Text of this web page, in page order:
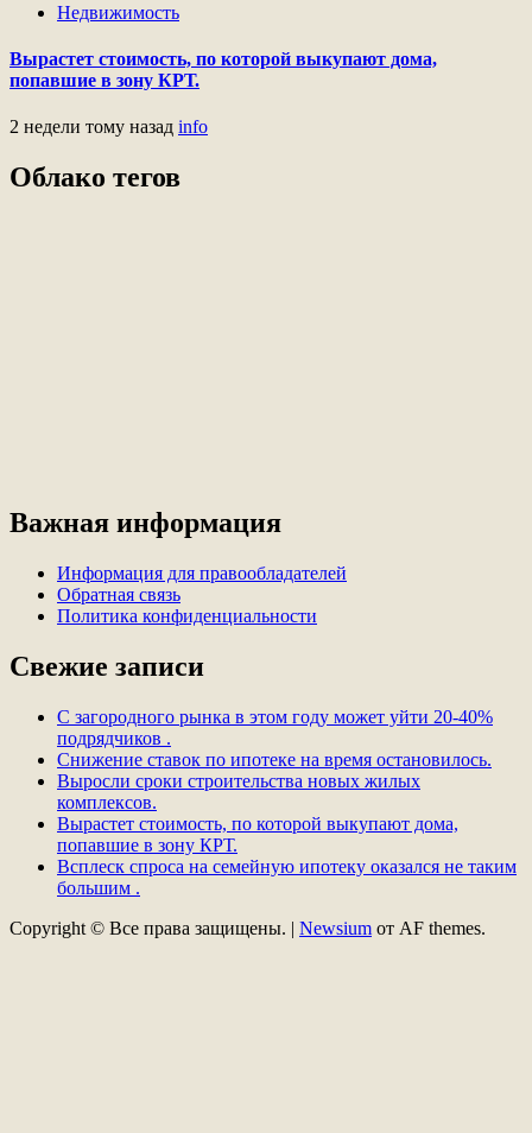
Недвижимость
Вырастет стоимость, по которой выкупают дома,
попавшие в зону КРТ.
2 недели тому назад info
Облако тегов
Важная информация
Информация для правообладателей
Обратная связь
Политика конфиденциальности
Свежие записи
С загородного рынка в этом году может уйти 20-40%
подрядчиков .
Снижение ставок по ипотеке на время остановилось.
Выросли сроки строительства новых жилых
комплексов.
Вырастет стоимость, по которой выкупают дома,
попавшие в зону КРТ.
Всплеск спроса на семейную ипотеку оказался не таким
большим .
Copyright © Все права защищены. | Newsium от AF themes.